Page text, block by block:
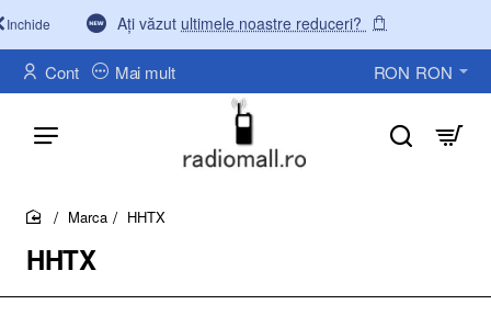
Ați văzut ultimele noastre reduceri?
Inchide
Cont Mai mult RON RON
HHTX
home
Marca HHTX